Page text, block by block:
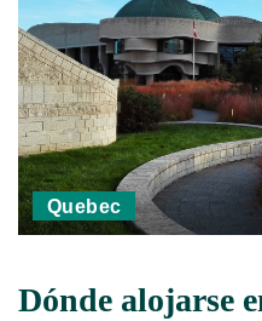
Quebec
Dónde alojarse